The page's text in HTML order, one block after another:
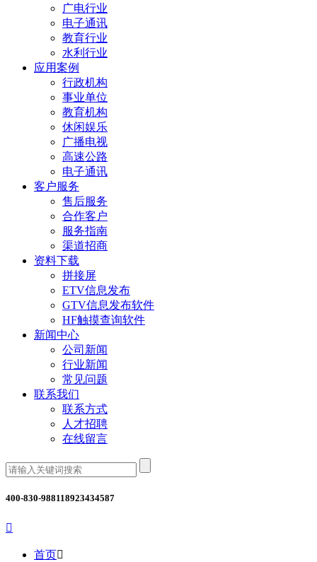
广电行业
电子通讯
教育行业
水利行业
应用案例
行政机构
事业单位
教育机构
休闲娱乐
广播电视
高速公路
电子通讯
客户服务
售后服务
合作客户
服务指南
渠道招商
资料下载
拼接屏
ETV信息发布
GTV信息发布软件
HF触摸查询软件
新闻中心
公司新闻
行业新闻
常见问题
联系我们
联系方式
人才招聘
在线留言
400-830-988118923434587

首页